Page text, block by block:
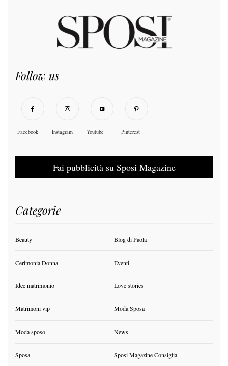
Follow us
Facebook Instagram Youtube Pinterest
Fai pubblicità su Sposi Magazine
Categorie
Beauty Blog di Paola
Cerimonia Donna Eventi
Idee matrimonio Love stories
Matrimoni vip Moda Sposa
Moda sposo News
Sposa Sposi Magazine Consiglia